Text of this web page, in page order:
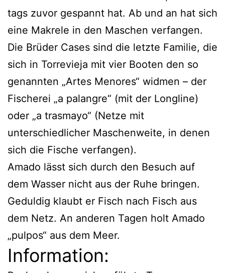
tags zuvor gespannt hat. Ab und an hat sich
eine Makrele in den Maschen verfangen.
Die Brüder Cases sind die letzte Familie, die
sich in Torrevieja mit vier Booten den so
genannten „Artes Menores“ widmen – der
Fischerei „a palangre“ (mit der Longline)
oder „a trasmayo“ (Netze mit
unterschiedlicher Maschenweite, in denen
sich die Fische verfangen).
Amado lässt sich durch den Besuch auf
dem Wasser nicht aus der Ruhe bringen.
Geduldig klaubt er Fisch nach Fisch aus
dem Netz. An anderen Tagen holt Amado
„pulpos“ aus dem Meer.
Information: